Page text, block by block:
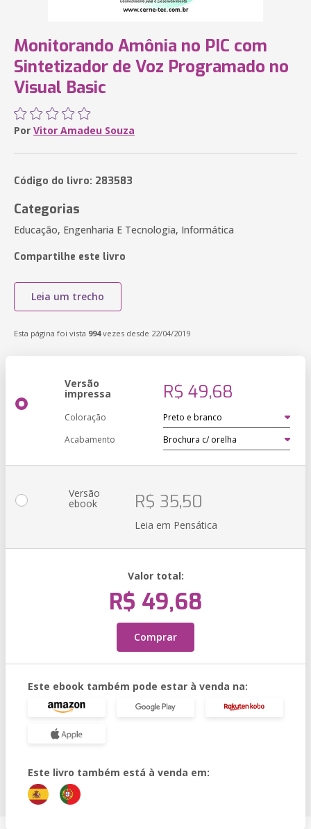
Monitorando Amônia no PIC com
Sintetizador de Voz Programado no
Visual Basic
Por Vitor Amadeu Souza
Código do livro: 283583
Categorias
Educação, Engenharia E Tecnologia, Informática
Compartilhe este livro
Leia um trecho
Esta página foi vista 994vezes desde 22/04/2019
Versão
impressa R$ 49,68
Coloração
Acabamento
Versão
ebook R$ 35,50
Leia em Pensática
Valor total:
R$ 49,68
Comprar
Este ebook também pode estar à venda na:
Este livro também está à venda em: